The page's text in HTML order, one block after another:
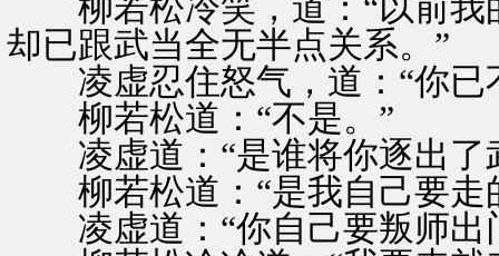
柳若松冷笑，道：“以前我
却已跟武当全无半点关系。”
凌虚忍住怒气，道：“你已
柳若松道：“不是。”
凌虚道：“是谁将你逐出了
柳若松道：“是我自己要走
凌虚道：“你自己要叛师出